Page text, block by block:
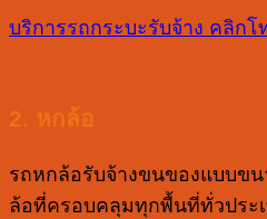
บริการรถกระบะรับจ้าง คลิกโ
2. หกล้อ
รถหกล้อรับจ้างขนของแบบข
ล้อที่ครอบคลุมทุกพื้นที่ทั่วประ